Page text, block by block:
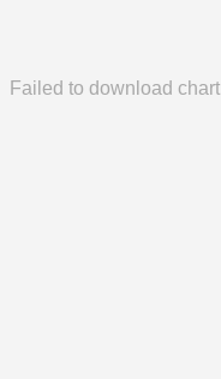
Failed to download chart